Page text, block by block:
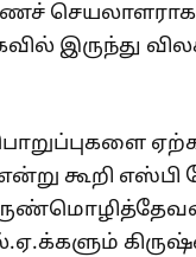
செயலாளராக
இருந்து
கூறி